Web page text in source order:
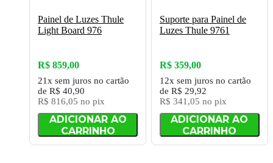
Painel de Luzes Thule
Light Board 976
R$ 859,00
21x sem juros no cartão
de R$ 40,90
R$ 816,05 no pix
ADICIONAR AO
CARRINHO
Suporte para Painel de
Luzes Thule 9761
R$ 359,00
12x sem juros no cartão
de R$ 29,92
R$ 341,05 no pix
ADICIONAR AO
CARRINHO